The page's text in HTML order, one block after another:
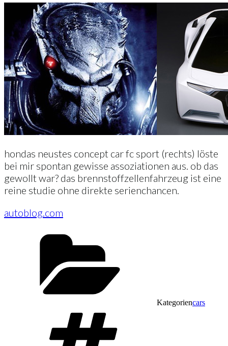
hondas neustes concept car fc sport (rechts) löste
bei mir spontan gewisse assoziationen aus. ob das
gewollt war? das brennstoffzellenfahrzeug ist eine
reine studie ohne direkte serienchancen.
autoblog.com
Kategoriencars